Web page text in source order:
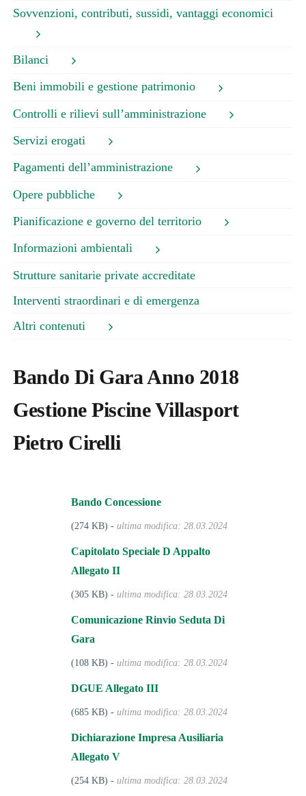
Sovvenzioni, contributi, sussidi, vantaggi economici
Bilanci
Beni immobili e gestione patrimonio
Controlli e rilievi sull’amministrazione
Servizi erogati
Pagamenti dell’amministrazione
Opere pubbliche
Pianificazione e governo del territorio
Informazioni ambientali
Strutture sanitarie private accreditate
Interventi straordinari e di emergenza
Altri contenuti
Bando Di Gara Anno 2018
Gestione Piscine Villasport
Pietro Cirelli
Bando Concessione
(274 KB) -ultima modifica: 28.03.2024
Capitolato Speciale D Appalto
Allegato II
(305 KB) -ultima modifica: 28.03.2024
Comunicazione Rinvio Seduta Di
Gara
(108 KB) -ultima modifica: 28.03.2024
DGUE Allegato III
(685 KB) -ultima modifica: 28.03.2024
Dichiarazione Impresa Ausiliaria
Allegato V
(254 KB) -ultima modifica: 28.03.2024